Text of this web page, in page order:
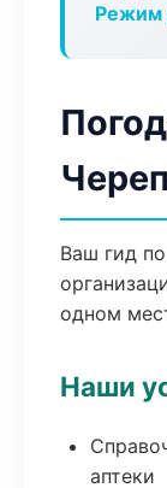
Режим
Ваш гид
одном
Наши
аптеки